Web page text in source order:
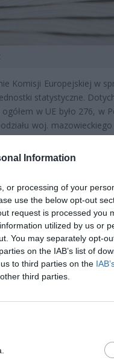
Information
or processing of your
use the below opt-out
request is processed you
utilized by us or
You may separately opt-
on the IAB’s list of
to third parties on the
third parties.
Komisji Europejskiej w
statystyczne.
w UE było 276, w
woj. mazowieckiego